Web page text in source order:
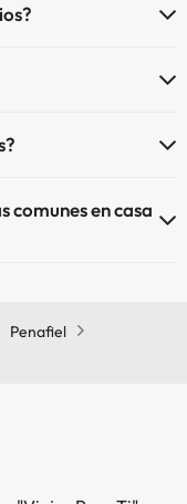
comunes en casa
Penafiel